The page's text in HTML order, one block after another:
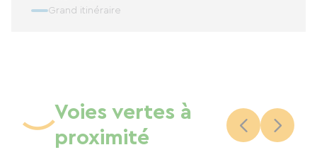
Grand itinéraire
Voies vertes à
proximité